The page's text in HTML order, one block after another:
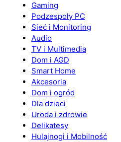
Gaming
Podzespoły PC
Sieć i Monitoring
Audio
TV i Multimedia
Dom i AGD
Smart Home
Akcesoria
Dom i ogród
Dla dzieci
Uroda i zdrowie
Delikatesy
Hulajnogi i Mobilność